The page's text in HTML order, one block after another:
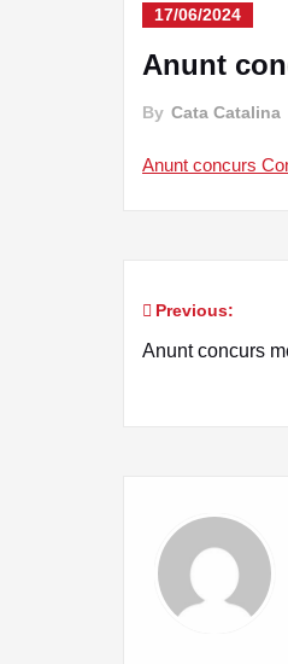
17/06/2024
Anunt
By Cata Catalina
Anunt concurs
Navigare
Previous:
Anunt concurs